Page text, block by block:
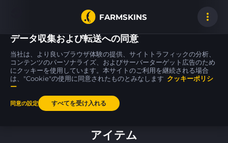
FARMSKINS
17
Tec-9
Rebel WW 17
Tec-9
Rebel FT
MAC-10
Light Box
ホーム
アイテム
データ収集および転送への同意
当社は、より良いブラウザ体験の提供、サイトトラフィックの分析、
コンテンツのパーソナライズ、およびサーバーターゲット広告のため
にクッキーを使用しています。本サイトのご利用を継続される場合
は、"Cookie"の使用に同意されたものとみなします クッキーポリシ
ー
同意の設定 すべてを受け入れる